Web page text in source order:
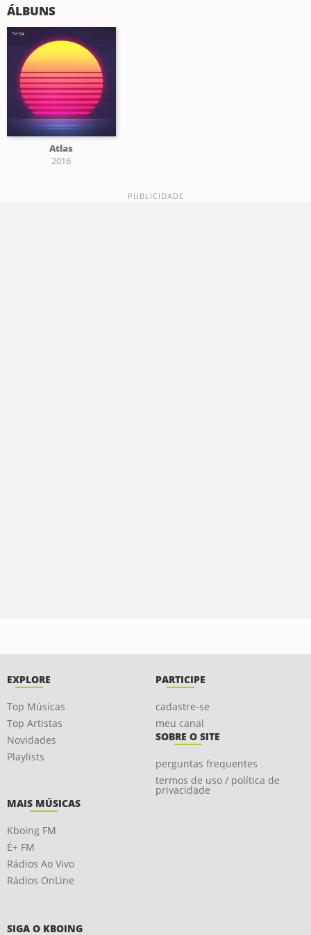
ÁLBUNS
Atlas
2016
EXPLORE
Top Músicas
Top Artistas
Novidades
Playlists
PARTICIPE
cadastre-se
meu canal
SOBRE O SITE
perguntas frequentes
termos de uso / política de
privacidade
MAIS MÚSICAS
Kboing FM
É+ FM
Rádios Ao Vivo
Rádios OnLine
SIGA O KBOING